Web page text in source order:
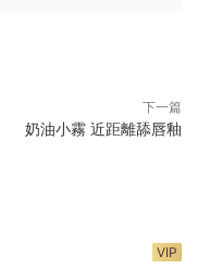
下一篇
奶油小霧 近距離舔唇釉
VIP